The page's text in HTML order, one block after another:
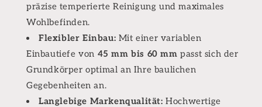
präzise temperierte Reinigung und maximales
Wohlbefinden.
Flexibler Einbau: Mit einer variablen
Einbautiefe von 45 mm bis 60 mm passt sich der
Grundkörper optimal an Ihre baulichen
Gegebenheiten an.
Langlebige Markenqualität: Hochwertige